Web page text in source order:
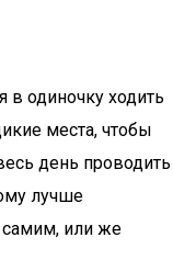
в одиночку ходить
места, чтобы
день проводить
лучше
самим, или же